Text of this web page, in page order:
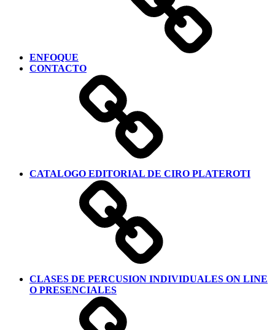
ENFOQUE
CONTACTO
CATALOGO EDITORIAL DE CIRO PLATEROTI
CLASES DE PERCUSION INDIVIDUALES ON LINE
O PRESENCIALES